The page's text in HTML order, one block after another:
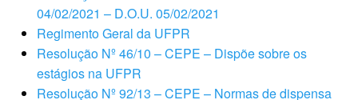
04/02/2021 – D.O.U. 05/02/2021
Regimento Geral da UFPR
Resolução Nº 46/10 – CEPE – Dispõe sobre os
estágios na UFPR
Resolução Nº 92/13 – CEPE – Normas de dispensa